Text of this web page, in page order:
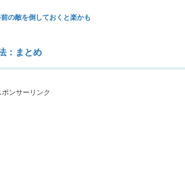
の敵を倒しておくと楽かも
：まとめ
ポンサーリンク